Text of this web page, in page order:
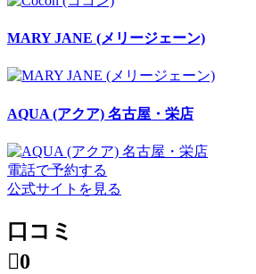
MARY JANE (メリージェーン)
AQUA (アクア) 名古屋・栄店
電話で予約する
公式サイトを見る
口コミ
0